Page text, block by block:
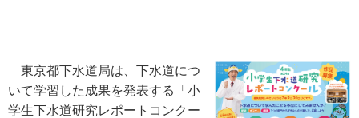
東京都下水道局は、下水道につ
いて学習した成果を発表する「小
学生下水道研究レポートコンクー